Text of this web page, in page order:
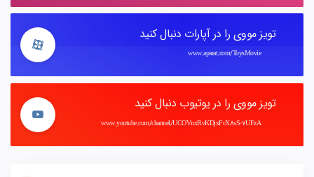
تویز مووی را در آپارات دنبال کنید
www.aparat.com/ToysMovie
تویز مووی را در یوتیوب دنبال کنید
www.youtube.com/channel/UCOVnxRvKDjxFcX8sS-7UFzA